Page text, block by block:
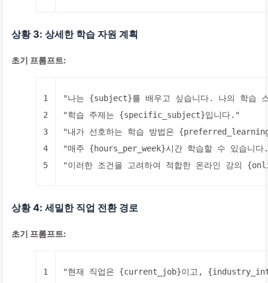
상황 3: 상세한 학습 자원 계획
초기 프롬프트:
1
2
3
4
5
"나는 {subject}를 배우고 싶습니다. 나의 학습
"학습 주제는 {specific_subject}입니다."
"내가 선호하는 학습 방법은
"매주 {hours_per_week}시간 학습할 수 있습니
"이러한 조건을 고려하여 적합한 온라인 강의
상황 4: 세밀한 직업 전환 경로
초기 프롬프트:
1
"현재 직업은 {current_job}이고,